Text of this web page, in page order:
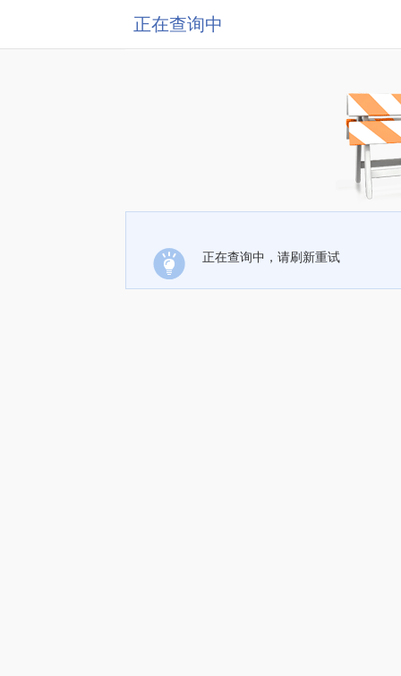
正在查询中
正在查询中，请刷新重试